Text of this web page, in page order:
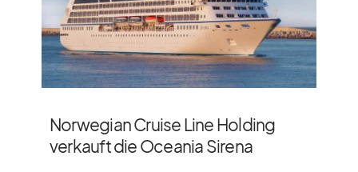
Norwegian Cruise Line Holding
verkauft die Oceania Sirena